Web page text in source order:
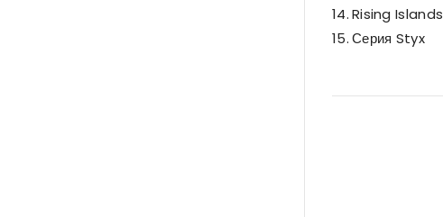
Rising Islands
Серия Styx